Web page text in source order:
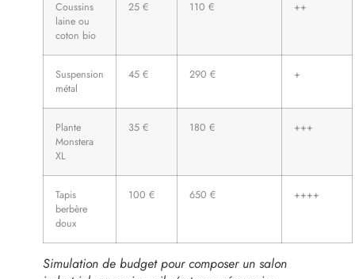
Coussins
laine ou
coton bio
25 € 110 € ++
Suspension
métal
45 € 290 € +
Plante
Monstera
XL
35 € 180 € +++
Tapis
berbère
doux
100 € 650 € ++++
Simulation de budget pour composer un salon